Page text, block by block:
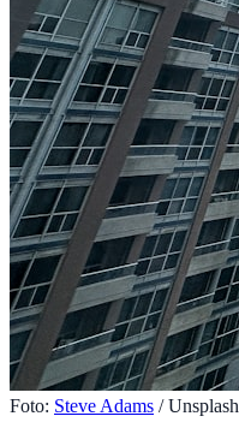
Foto: Steve Adams / Unsplash